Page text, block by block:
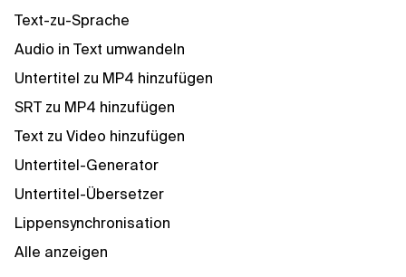
Text-zu-Sprache
Audio in Text umwandeln
Untertitel zu MP4 hinzufügen
SRT zu MP4 hinzufügen
Text zu Video hinzufügen
Untertitel-Generator
Untertitel-Übersetzer
Lippensynchronisation
Alle anzeigen